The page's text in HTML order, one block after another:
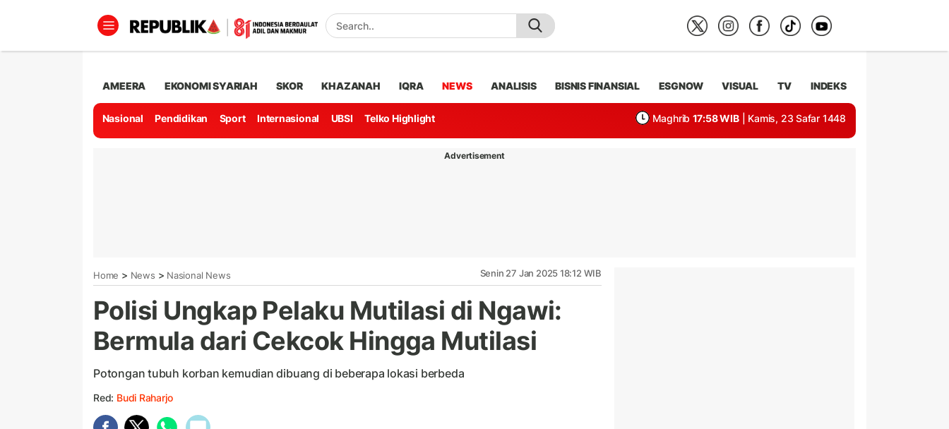
AMEERA EKONOMI SYARIAH SKOR KHAZANAH IQRA NEWS ANALISIS BISNIS FINANSIAL ESGNOW VISUAL TV INDEKS
Nasional Pendidikan Sport Internasional UBSI Telko Highlight Maghrib 17:58 WIB | Kamis, 23 Safar 1448
Advertisement
Home > News > Nasional News Senin 27 Jan 2025 18:12 WIB
Polisi Ungkap Pelaku Mutilasi di Ngawi:
Bermula dari Cekcok Hingga Mutilasi
Potongan tubuh korban kemudian dibuang di beberapa lokasi berbeda
Red: Budi Raharjo